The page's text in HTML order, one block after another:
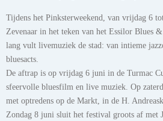
Tijdens het Pinksterweekend, van vrijdag 6
Zevenaar in het teken van het Essilor Blues
lang vult livemuziek de stad: van intieme
bluesacts.
De aftrap is op vrijdag 6 juni in de Turmac
sfeervolle bluesfilm en live muziek. Op
met optredens op de Markt, in de H.
Zondag 8 juni sluit het festival groots af met